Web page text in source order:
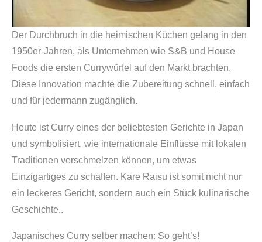
Der Durchbruch in die heimischen Küchen gelang in den
1950er-Jahren, als Unternehmen wie S&B und House
Foods die ersten Currywürfel auf den Markt brachten.
Diese Innovation machte die Zubereitung schnell, einfach
und für jedermann zugänglich.
Heute ist Curry eines der beliebtesten Gerichte in Japan
und symbolisiert, wie internationale Einflüsse mit lokalen
Traditionen verschmelzen können, um etwas
Einzigartiges zu schaffen. Kare Raisu ist somit nicht nur
ein leckeres Gericht, sondern auch ein Stück kulinarische
Geschichte..
Japanisches Curry selber machen: So geht’s!